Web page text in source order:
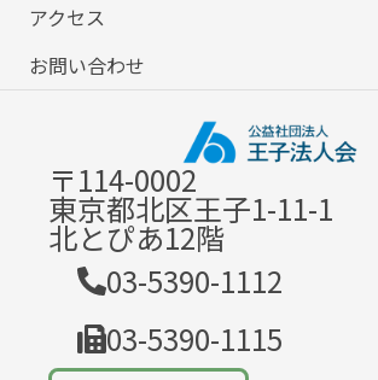
アクセス
お問い合わせ
〒114-0002
東京都北区王子1-11-1
北とぴあ12階
03-5390-1112
03-5390-1115